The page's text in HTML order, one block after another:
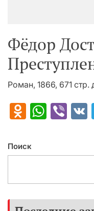
Фёдор
Роман, 1866, 671
Поиск